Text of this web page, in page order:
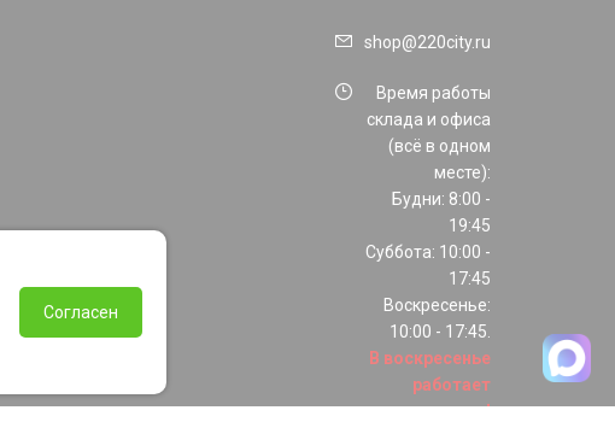
shop@220city.ru
Время работы
склада и офиса
(всё в одном
месте):
Будни: 8:00 -
19:45
Суббота: 10:00 -
17:45
Воскресенье:
10:00 - 17:45.
В воскресенье
работает
только шоурум!
Согласен